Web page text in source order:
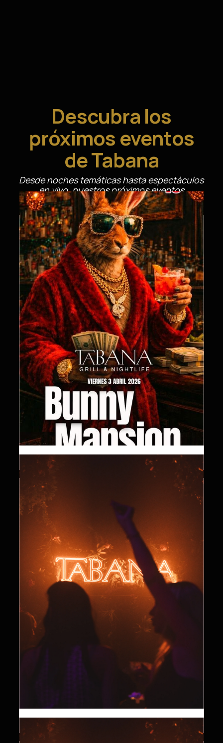
Descubra los
próximos eventos
de Tabana
Desde noches temáticas hasta espectáculos
en vivo, nuestros próximos eventos
prometen nuevos sabores, música y
experiencias que no querrá perderse.